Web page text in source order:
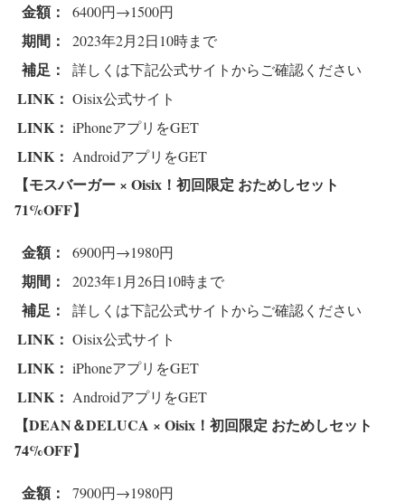
金額： 6400円→1500円
期間： 2023年2月2日10時まで
補足： 詳しくは下記公式サイトからご確認ください
LINK： Oisix公式サイト
LINK： iPhoneアプリをGET
LINK： AndroidアプリをGET
【モスバーガー × Oisix！初回限定 おためしセット
71%OFF】
金額： 6900円→1980円
期間： 2023年1月26日10時まで
補足： 詳しくは下記公式サイトからご確認ください
LINK： Oisix公式サイト
LINK： iPhoneアプリをGET
LINK： AndroidアプリをGET
【DEAN＆DELUCA × Oisix！初回限定 おためしセット
74%OFF】
金額： 7900円→1980円